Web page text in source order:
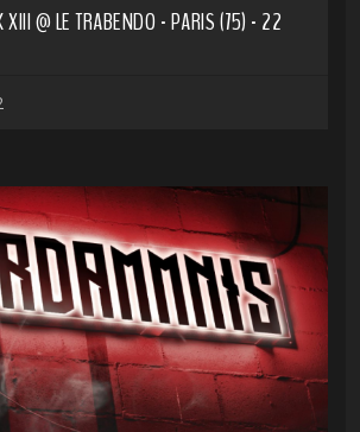
XIII @ LE TRABENDO - PARIS (75) - 22